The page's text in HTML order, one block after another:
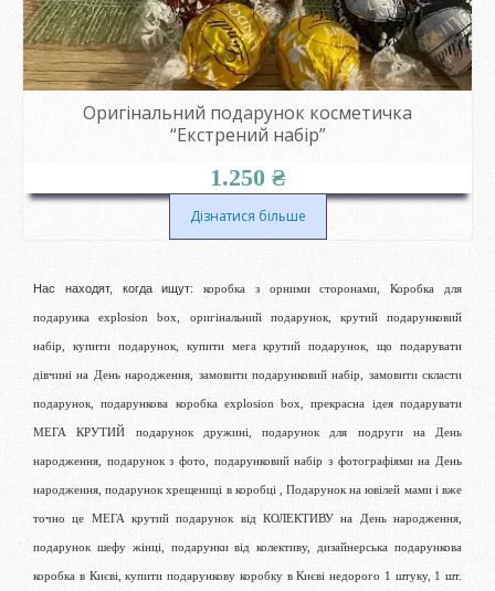
Оригінальний подарунок косметичка
“Екстрений набір”
1.250 ₴
Дізнатися більше
Нас находят, когда ищут: коробка з орними сторонами, Коробка для
подарунка explosion box, оригінальний подарунок, крутий подарунковий
набір, купити подарунок, купити мега крутий подарунок, що подарувати
дівчині на День народження, замовити подарунковий набір, замовити скласти
подарунок, подарункова коробка explosion box, прекрасна ідея подарувати
МЕГА КРУТИЙ подарунок дружині, подарунок для подруги на День
народження, подарунок з фото, подарунковий набір з фотографіями на День
народження, подарунок хрещениці в коробці , Подарунок на ювілей мами і вже
точно це МЕГА крутий подарунок від КОЛЕКТИВУ на День народження,
подарунок шефу жінці, подарунки від колективу, дизайнерська подарункова
коробка в Києві, купити подарункову коробку в Києві недорого 1 штуку, 1 шт.